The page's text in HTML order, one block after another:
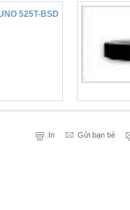
525T-BSD
In Gửi bạn bè